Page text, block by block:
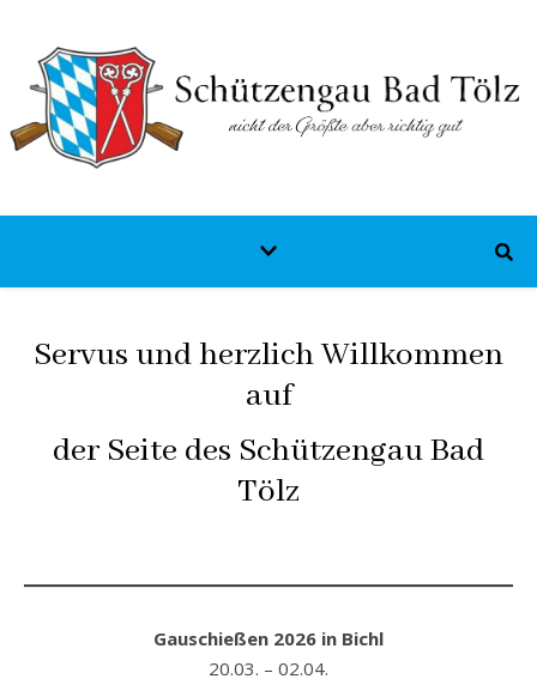
Servus und herzlich Willkommen
auf
der Seite des Schützengau Bad
Tölz
Gauschießen 2026 in Bichl
20.03. – 02.04.